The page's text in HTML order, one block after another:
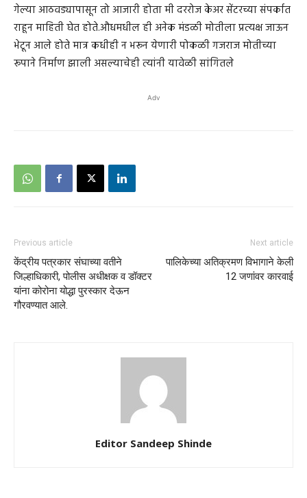
गेल्या आठवड्यापासून तो आजारी होता मी दररोज केअर सेंटरच्या संपर्कात
राहून माहिती घेत होते.औधमधील ही अनेक मंडळी मोतीला प्रत्यक्ष जाऊन
भेटून आले होते मात्र कधीही न भरून येणारी पोकळी गजराज मोतीच्या
रूपाने निर्माण झाली असल्याचेही त्यांनी यावेळी सांगितले
Adv
Previous article
केंद्रीय पत्रकार संघाच्या वतीने
जिल्हाधिकारी, पोलीस अधीक्षक व डॉक्टर
यांना कोरोना योद्धा पुरस्कार देऊन
गौरवण्यात आले.
Next article
पालिकेच्या अतिक्रमण विभागाने केली
12 जणांवर कारवाई
Editor Sandeep Shinde